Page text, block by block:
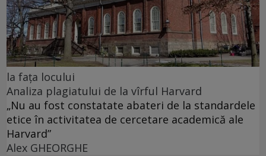
la fața locului
Analiza plagiatului de la vîrful Harvard
„Nu au fost constatate abateri de la standardele
etice în activitatea de cercetare academică ale
Harvard”
Alex GHEORGHE